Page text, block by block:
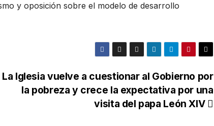
y oposición sobre el modelo de desarrollo
La Iglesia vuelve a cuestionar al Gobierno por
la pobreza y crece la expectativa por una
visita del papa León XIV